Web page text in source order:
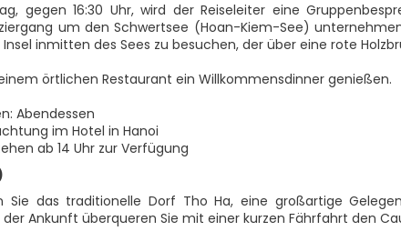
gegen 16:30 Uhr, wird der Reiseleiter eine
um den Schwertsee (Hoan-Kiem-See)
inmitten des Sees zu besuchen, der über eine rote
örtlichen Restaurant ein Willkommensdinner genießen.
Abendessen
im Hotel in Hanoi
ab 14 Uhr zur Verfügung
Sie das traditionelle Dorf Tho Ha, eine großartige
Ankunft überqueren Sie mit einer kurzen Fährfahrt den